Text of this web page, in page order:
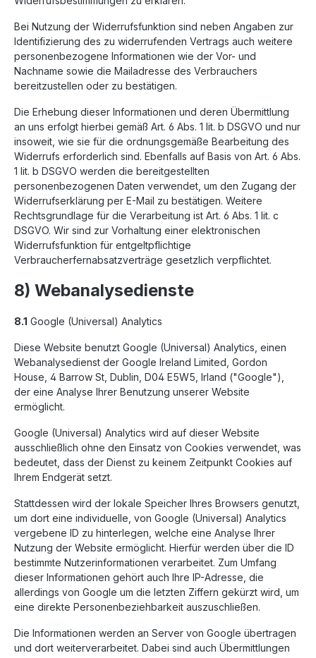
Bei Nutzung der Widerrufsfunktion sind neben Angaben zur
Identifizierung des zu widerrufenden Vertrags auch weitere
personenbezogene Informationen wie der Vor- und
Nachname sowie die Mailadresse des Verbrauchers
bereitzustellen oder zu bestätigen.
Die Erhebung dieser Informationen und deren Übermittlung
an uns erfolgt hierbei gemäß Art. 6 Abs. 1 lit. b DSGVO und nur
insoweit, wie sie für die ordnungsgemäße Bearbeitung des
Widerrufs erforderlich sind. Ebenfalls auf Basis von Art. 6 Abs.
1 lit. b DSGVO werden die bereitgestellten
personenbezogenen Daten verwendet, um den Zugang der
Widerrufserklärung per E-Mail zu bestätigen. Weitere
Rechtsgrundlage für die Verarbeitung ist Art. 6 Abs. 1 lit. c
DSGVO. Wir sind zur Vorhaltung einer elektronischen
Widerrufsfunktion für entgeltpflichtige
Verbraucherfernabsatzverträge gesetzlich verpflichtet.
8) Webanalysedienste
8.1 Google (Universal) Analytics
Diese Website benutzt Google (Universal) Analytics, einen
Webanalysedienst der Google Ireland Limited, Gordon
House, 4 Barrow St, Dublin, D04 E5W5, Irland ("Google"),
der eine Analyse Ihrer Benutzung unserer Website
ermöglicht.
Google (Universal) Analytics wird auf dieser Website
ausschließlich ohne den Einsatz von Cookies verwendet, was
bedeutet, dass der Dienst zu keinem Zeitpunkt Cookies auf
Ihrem Endgerät setzt.
Stattdessen wird der lokale Speicher Ihres Browsers genutzt,
um dort eine individuelle, von Google (Universal) Analytics
vergebene ID zu hinterlegen, welche eine Analyse Ihrer
Nutzung der Website ermöglicht. Hierfür werden über die ID
bestimmte Nutzerinformationen verarbeitet. Zum Umfang
dieser Informationen gehört auch Ihre IP-Adresse, die
allerdings von Google um die letzten Ziffern gekürzt wird, um
eine direkte Personenbeziehbarkeit auszuschließen.
Die Informationen werden an Server von Google übertragen
und dort weiterverarbeitet. Dabei sind auch Übermittlungen